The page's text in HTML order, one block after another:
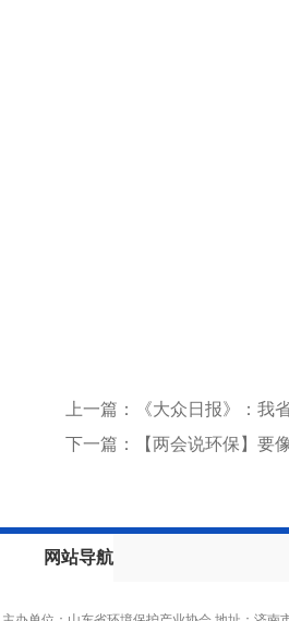
上一篇：《大众日报》：我
下一篇：【两会说环保】要
网站导航